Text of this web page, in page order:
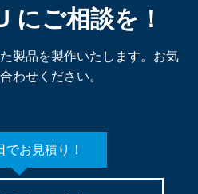
にご相談を！
製品を製作いたします。お気
わせください。
でお見積り！